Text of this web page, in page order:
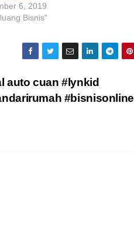
6, 2019
Bisnis"
auto cuan #lynkid
#bisnisonline